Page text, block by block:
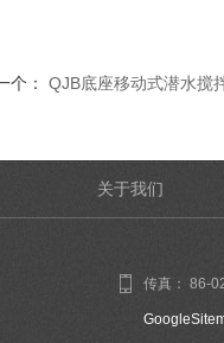
个： QJB底座移动式潜水搅
关于我们
传真： 86-